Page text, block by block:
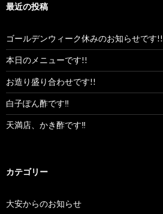
最近の投稿
ゴールデンウィーク休みのお知らせです!!
本日のメニューです!!
お造り盛り合わせです!!
白子ぽん酢です‼︎
天満店、かき酢です‼︎
カテゴリー
大安からのお知らせ